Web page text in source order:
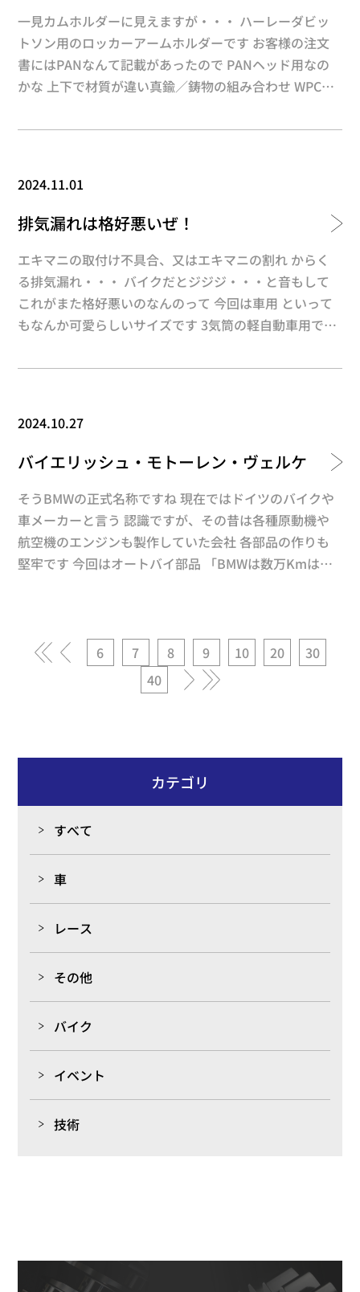
が向上 更にお勧めはカムシャフトにもWPC処理して、
リフターホールは 軽～くスコッチの細かい番手でさら
って上げるとより効果upです オイル環境の厳しい部品
にはお勧めの処理です
一見カムホルダーに見えますが・・・ ハーレーダビッ
トソン用のロッカーアームホルダーです お客様の注文
書にはPANなんて記載があったので PANヘッド用なの
かな 上下で材質が違い真鍮／鋳物の組み合わせ WPC処
ぞれ材質により異なるのです 間違えると大変な事
う こういった場所の滑らかな動きは非常に大事です
よ！！
2024.11.01
排気漏れは格好悪いぜ！
エキマニの取付け不具合、又はエキマニの割れ からく
る排気漏れ・・・ バイクだとジジジ・・・と音もして
これがまた格好悪いのなんのって 今回は車用 といって
もなんか可愛らしいサイズです 3気筒の軽自動車用です
カ・・・ だがしかし！！心を鬼にしてショットします
縮/膨張が要因となる割れを防止します あとはしっかり
取り付ければＯＫです 結構多いエキマニ割れにはWPC
処理！効きますヨ
2024.10.27
バイエリッシュ・モトーレン・ヴェルケ
そうBMWの正式名称ですね 現在ではドイツのバイクや
車メーカーと言う 認識ですが、その昔は各種原動機や
航空機のエンジンも製作していた会社 各部品の作りも
堅牢です 今回はオートバイ部品 「BMWは数万Kmはな
動きを良くします カム山、ジャーナルもハイパーモリ
ブデン処理で良い動き OILポンプ一式もしっかり施工し
らし／WPC処理が終わり、これから本来の性能を堪能す
るのでは？ 楽しみですね！！
« « 6 7 8 9 10 20
30
40
» »
カテゴリ
すべて
車
レース
その他
バイク
イベント
技術